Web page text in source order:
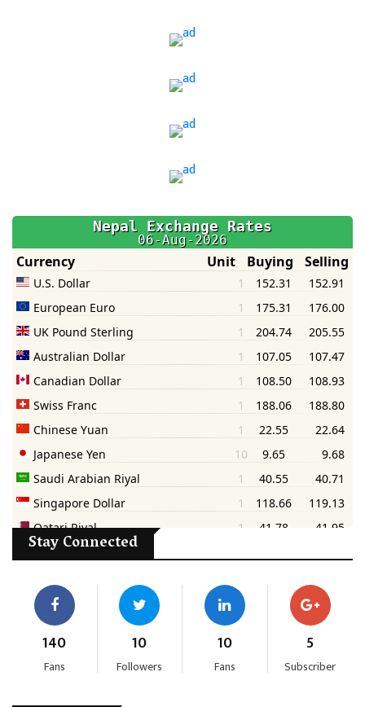
Stay Connected
140
Fans
10
Followers
10
Fans
5
Subscriber